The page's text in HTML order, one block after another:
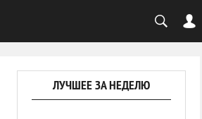
ЛУЧШЕЕ ЗА НЕДЕЛЮ